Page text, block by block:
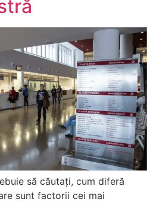
să căutați, cum diferă
sunt factorii cei mai